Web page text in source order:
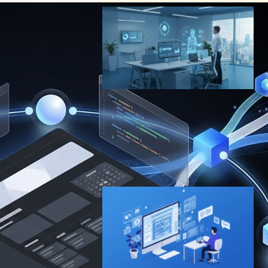
Notion 3.0でAIが同僚に｜最
大20分の独立作業でSlack連
携、Fortune500の60%が採
用
AI（人工知能）ニュース
2025年9月19日15:00